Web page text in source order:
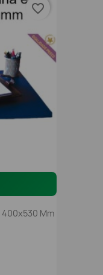
Mm
favorite_border